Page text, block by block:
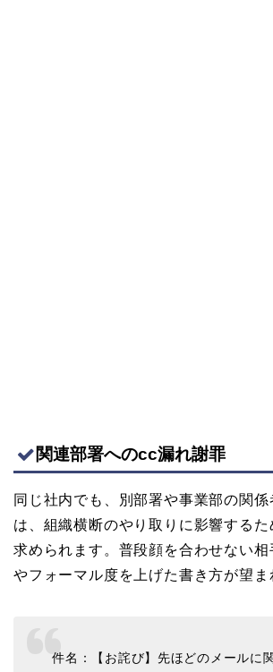
関連部署へのcc漏れ謝罪
同じ社内でも、別部署や事業部の関
は、組織横断のやり取りに影響する
求められます。普段顔を合わせない
やフォーマル度を上げた書き方が望ま
件名：【お詫び】先ほどのメールに